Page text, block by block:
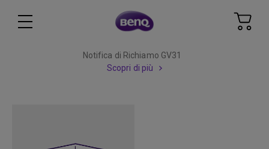
Notifica di Richiamo GV31
Scopri di più